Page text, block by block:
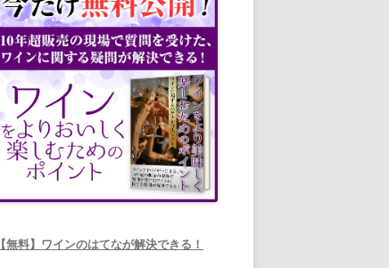
【無料】ワインのはてなが解決できる！